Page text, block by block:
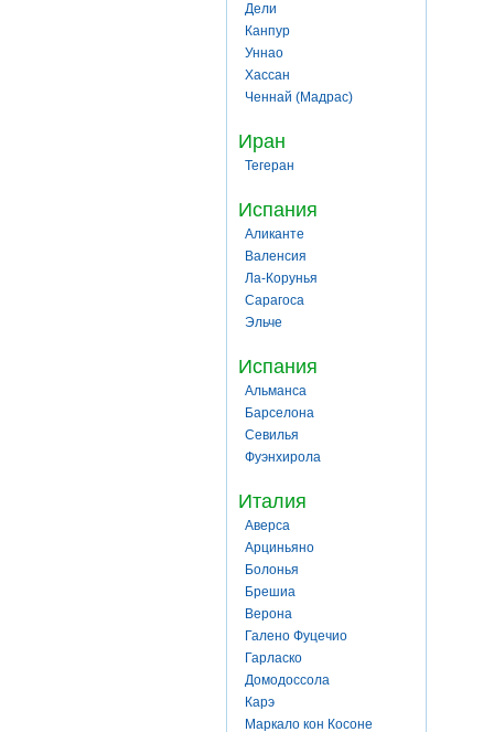
Дели
Канпур
Уннао
Хассан
Ченнай (Мадрас)
Иран
Тегеран
Испания
Аликанте
Валенсия
Ла-Корунья
Сарагоса
Эльче
Испания
Альманса
Барселона
Севилья
Фуэнхирола
Италия
Аверса
Арциньяно
Болонья
Брешиа
Верона
Галено Фуцечио
Гарласко
Домодоссола
Карэ
Маркало кон Косоне